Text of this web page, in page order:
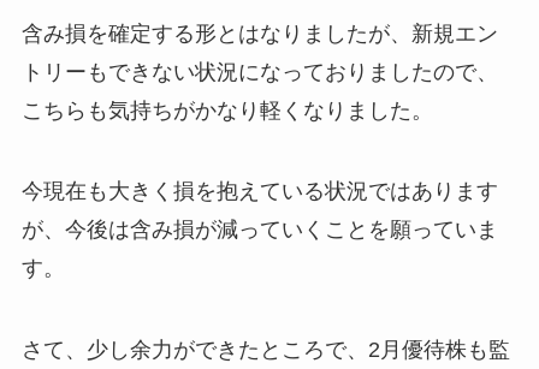
含み損を確定する形とはなりましたが、新規エン
トリーもできない状況になっておりましたので、
こちらも気持ちがかなり軽くなりました。
今現在も大きく損を抱えている状況ではあります
が、今後は含み損が減っていくことを願っていま
す。
さて、少し余力ができたところで、2月優待株も監